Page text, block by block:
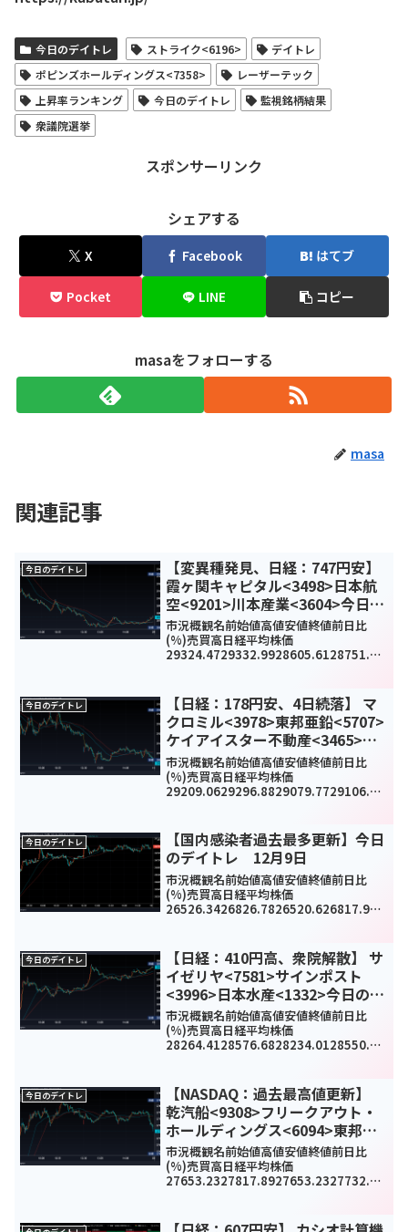
今日のデイトレ ストライク<6196>
デイトレ
ポピンズホールディングス<7358>
レーザーテック
上昇率ランキング
今日のデイトレ
監視銘柄結果
衆議院選挙
スポンサーリンク
シェアする
X Facebook はてブ
Pocket LINE コピー
masaをフォローする
masa
関連記事
今日のデイトレ
【変異種発見、日経：747円安】
霞ヶ関キャピタル<3498>日本航
空<9201>川本産業<3604>今日の
デイトレ11月26日
市況概観名前始値高値安値終値前日比
(%)売買高日経平均株価
29324.4729332.9928605.6128751.62
5.552015.771976.721984.98-4...
今日のデイトレ
【日経：178円安、4日続落】 マ
クロミル<3978>東邦亜鉛<5707>
ケイアイスター不動産<3465>今
日のデイトレ11月10日
市況概観名前始値高値安値終値前日比
(%)売買高日経平均株価
29209.0629296.8829079.7729106.78
7.672021.612006.52007.96-10...
今日のデイトレ
【国内感染者過去最多更新】今日
のデイトレ 12月9日
市況概観名前始値高値安値終値前日比
(%)売買高日経平均株価
26526.3426826.7826520.626817.943
今日のデイトレ
【日経：410円高、衆院解散】 サ
イゼリヤ<7581>サインポスト
<3996>日本水産<1332>今日のデ
イトレ10月14日
市況概観名前始値高値安値終値前日比
(%)売買高日経平均株価
28264.4128576.6828234.0128550.93
今日のデイトレ
【NASDAQ：過去最高値更新】
乾汽船<9308>フリークアウト・
ホールディングス<6094>東邦ア
セチレン<4093>今日のデイトレ8
月24日
市況概観名前始値高値安値終値前日比
(%)売買高日経平均株価
27653.2327817.8927653.2327732.12